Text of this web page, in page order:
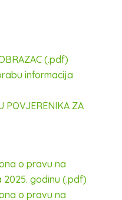
(.pdf)
informacija
POVJERENIKA ZA
o pravu na
godinu (.pdf)
o pravu na